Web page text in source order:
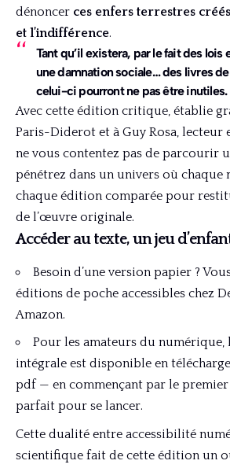
dénoncer ces enfers terrestres
et l’indifférence.
Tant qu’il existera, par le fait des
une damnation sociale… des livres
celui-ci pourront ne pas être inutiles.
Avec cette édition critique, établie
Paris-Diderot et à Guy Rosa, lecteur
ne vous contentez pas de parcourir
pénétrez dans un univers où chaque
chaque édition comparée pour
de l’œuvre originale.
Accéder au texte, un jeu
Besoin d’une version papier ?
éditions de poche accessibles chez
Amazon.
Pour les amateurs du numérique,
intégrale est disponible en
pdf — en commençant par le
parfait pour se lancer.
Cette dualité entre accessibilité
scientifique fait de cette édition un